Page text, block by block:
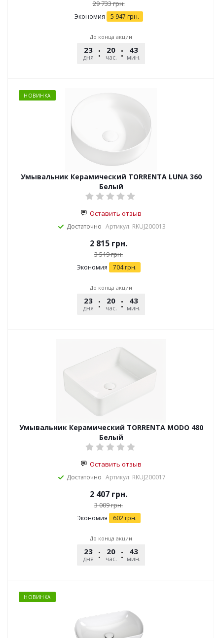
29 733грн.
Экономия 5 947 грн.
До конца акции
23
дня
20
час.
43
мин.
НОВИНКА
Умывальник Керамический TORRENTA LUNA 360
Белый
Оставить отзыв
Достаточно Артикул: RKUJ200013
2 815 грн.
3 519грн.
Экономия 704грн.
До конца акции
23
дня
20
час.
43
мин.
Умывальник Керамический TORRENTA MODO 480
Белый
Оставить отзыв
Достаточно Артикул: RKUJ200017
2 407 грн.
3 009грн.
Экономия 602грн.
До конца акции
23
дня
20
час.
43
мин.
НОВИНКА